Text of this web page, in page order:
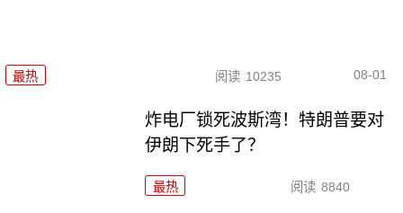
最热 阅读 10235 08-01
炸电厂锁死波斯湾！特朗普要对
伊朗下死手了？
最热 阅读 8840